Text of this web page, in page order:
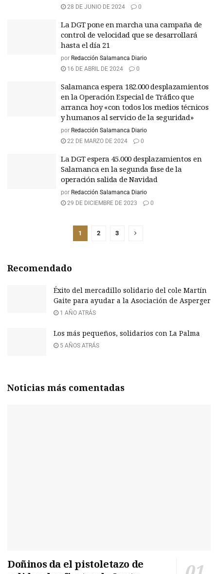
28 DE JUNIO DE 2024
0
La DGT pone en marcha una campaña de
control de velocidad que se desarrollará
hasta el día 21
por Redacción Salamanca Diario
16 DE ABRIL DE 2024
0
Salamanca espera 182.000 desplazamientos
en la Operación Especial de Tráfico que
arranca hoy «con todos los medios técnicos
y humanos al servicio de la seguridad»
por Redacción Salamanca Diario
22 DE MARZO DE 2024
0
La DGT espera 45.000 desplazamientos en
Salamanca en la segunda fase de la
operación salida de Navidad
por Redacción Salamanca Diario
29 DE DICIEMBRE DE 2023
0
1 2 3
Recomendado
Éxito del mercadillo solidario del cole Martín
Gaite para ayudar a la Asociación de Asperger
1 AÑO ATRÁS
Los más pequeños, solidarios con La Palma
5 AÑOS ATRÁS
Noticias más comentadas
Doñinos da el pistoletazo de